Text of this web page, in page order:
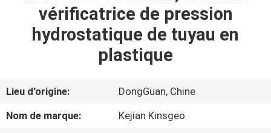
PRODUITS
DE
NOUS
vérificatrice de pression
hydrostatique de tuyau en
plastique
Lieu d'origine:
DongGuan, Chine
Nom de marque:
Kejian Kinsgeo